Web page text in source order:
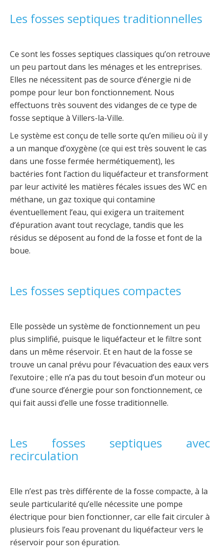
Les fosses septiques traditionnelles
Ce sont les fosses septiques classiques qu’on retrouve
un peu partout dans les ménages et les entreprises.
Elles ne nécessitent pas de source d’énergie ni de
pompe pour leur bon fonctionnement. Nous
effectuons très souvent des vidanges de ce type de
fosse septique à Villers-la-Ville.
Le système est conçu de telle sorte qu’en milieu où il y
a un manque d’oxygène (ce qui est très souvent le cas
dans une fosse fermée hermétiquement), les
bactéries font l’action du liquéfacteur et transforment
par leur activité les matières fécales issues des WC en
méthane, un gaz toxique qui contamine
éventuellement l’eau, qui exigera un traitement
d’épuration avant tout recyclage, tandis que les
résidus se déposent au fond de la fosse et font de la
boue.
Les fosses septiques compactes
Elle possède un système de fonctionnement un peu
plus simplifié, puisque le liquéfacteur et le filtre sont
dans un même réservoir. Et en haut de la fosse se
trouve un canal prévu pour l’évacuation des eaux vers
l’exutoire ; elle n’a pas du tout besoin d’un moteur ou
d’une source d’énergie pour son fonctionnement, ce
qui fait aussi d’elle une fosse traditionnelle.
Les fosses septiques avec
recirculation
Elle n’est pas très différente de la fosse compacte, à la
seule particularité qu’elle nécessite une pompe
électrique pour bien fonctionner, car elle fait circuler à
plusieurs fois l’eau provenant du liquéfacteur vers le
réservoir pour son épuration.